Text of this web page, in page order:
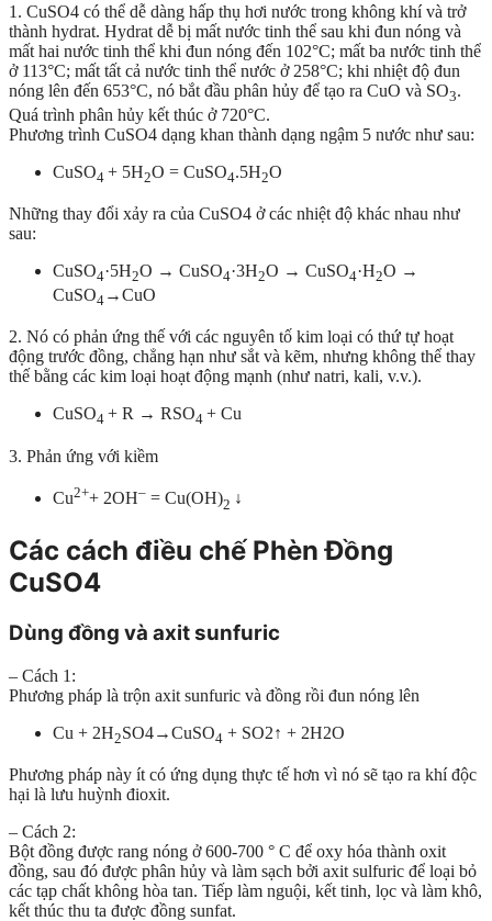
1. CuSO4 có thể dễ dàng hấp thụ hơi nước trong không khí và trở
thành hydrat. Hydrat dễ bị mất nước tinh thể sau khi đun nóng và
mất hai nước tinh thể khi đun nóng đến 102°C; mất ba nước tinh thể
ở 113°C; mất tất cả nước tinh thể nước ở 258°C; khi nhiệt độ đun
nóng lên đến 653°C, nó bắt đầu phân hủy để tạo ra CuO và SO3.
Quá trình phân hủy kết thúc ở 720°C.
Phương trình CuSO4 dạng khan thành dạng ngậm 5 nước như sau:
CuSO4 + 5H2O = CuSO4.5H2O
Những thay đổi xảy ra của CuSO4 ở các nhiệt độ khác nhau như
sau:
CuSO4·5H2O → CuSO4·3H2O → CuSO4·H2O →
CuSO4 →CuO
2. Nó có phản ứng thế với các nguyên tố kim loại có thứ tự hoạt
động trước đồng, chẳng hạn như sắt và kẽm, nhưng không thể thay
thế bằng các kim loại hoạt động mạnh (như natri, kali, v.v.).
CuSO4 + R → RSO4 + Cu
3. Phản ứng với kiềm
Cu2++ 2OH– = Cu(OH)2 ↓
Các cách điều chế Phèn Đồng
CuSO4
Dùng đồng và axit sunfuric
– Cách 1:
Phương pháp là trộn axit sunfuric và đồng rồi đun nóng lên
Cu + 2H2SO4→CuSO4 + SO2↑ + 2H2O
Phương pháp này ít có ứng dụng thực tế hơn vì nó sẽ tạo ra khí độc
hại là lưu huỳnh đioxit.
– Cách 2:
Bột đồng được rang nóng ở 600-700 ° C để oxy hóa thành oxit
đồng, sau đó được phân hủy và làm sạch bởi axit sulfuric để loại bỏ
các tạp chất không hòa tan. Tiếp làm nguội, kết tinh, lọc và làm khô,
kết thúc thu ta được đồng sunfat.